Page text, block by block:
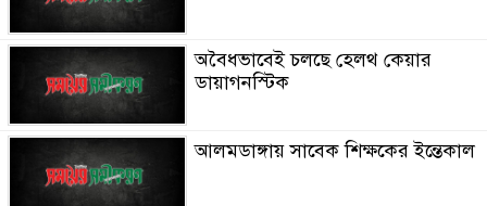
অবৈধভাবেই চলছে হেলথ কেয়ার
ডায়াগনস্টিক
আলমডাঙ্গায় সাবেক শিক্ষকের ইন্তেকাল